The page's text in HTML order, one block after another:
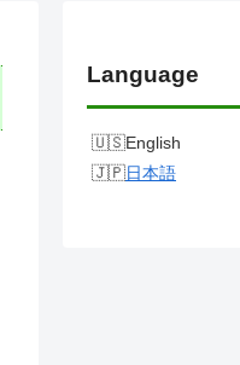
Language
English
日本語